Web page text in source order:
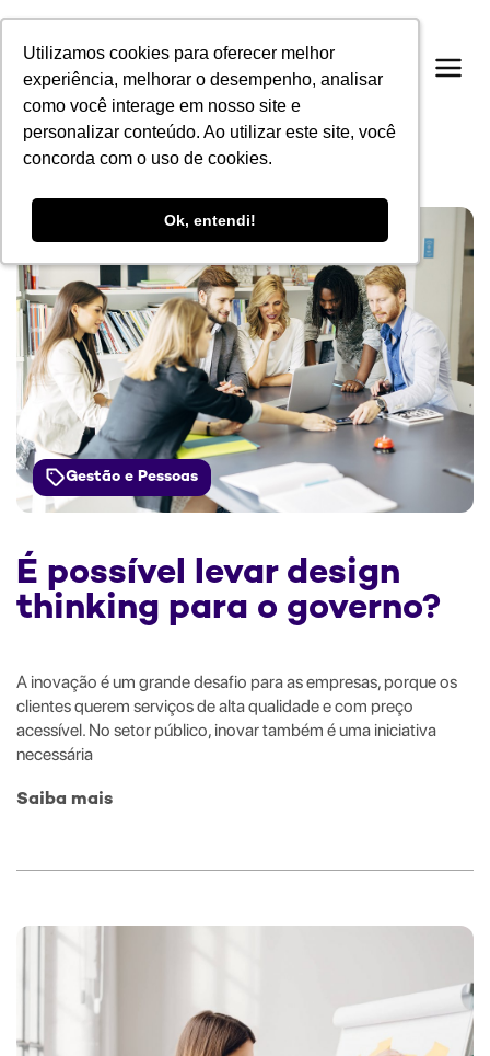
Utilizamos cookies para oferecer melhor
experiência, melhorar o desempenho, analisar
como você interage em nosso site e
personalizar conteúdo. Ao utilizar este site, você
concorda com o uso de cookies.
Ok, entendi!
Utilizamos cookies para oferecer melhor
experiência, melhorar o desempenho, analisar
como você interage em nosso site e
personalizar conteúdo. Ao utilizar este site, você
concorda com o uso de cookies.
Ok, entendi!
Gestão e Pessoas
É possível levar design
thinking para o governo?
A inovação é um grande desafio para as empresas, porque os
clientes querem serviços de alta qualidade e com preço
acessível. No setor público, inovar também é uma iniciativa
necessária
Saiba mais